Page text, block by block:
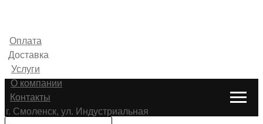
Оплата
Доставка
Услуги
О компании
Контакты
г. Смоленск, ул. Индустриальная